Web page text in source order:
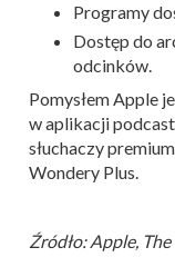
Programy
Dostęp do
odcinków.
Pomysłem Apple
w aplikacji
słuchaczy
Wondery Plus.
Źródło: Apple, The